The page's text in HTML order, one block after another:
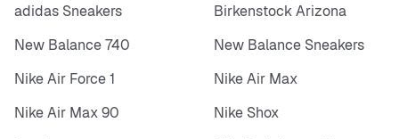
adidas Sneakers
Birkenstock Arizona
New Balance 740
New Balance Sneakers
Nike Air Force 1
Nike Air Max
Nike Air Max 90
Nike Shox